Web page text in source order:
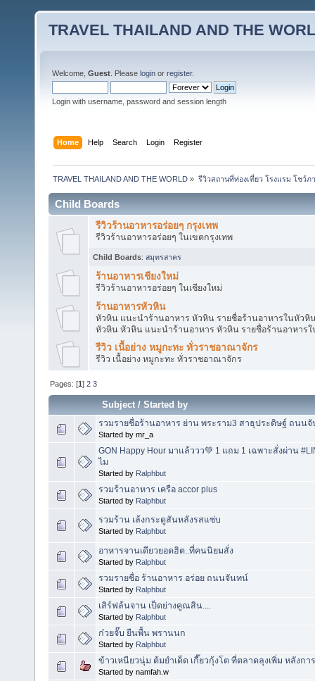
TRAVEL THAILAND AND THE
Welcome, Guest . Please login or register.
Login with username, password and session length
Home Help Search Login Register
TRAVEL THAILAND AND THE WORLD » รีวิวสถานที่ท่องเที่ยว โรงแรม โชว์ภ
Child Boards
รีวิวร้านอาหารอร่อยๆ กรุงเทพ
รีวิวร้านอาหารอร่อยๆ ในเขตกรุงเทพ
Child Boards: สมุทรสาคร
ร้านอาหารเชียงใหม่
รีวิวร้านอาหารอร่อยๆ ในเชียงใหม่
ร้านอาหารหัวหิน
หัวหิน แนะนำร้านอาหาร หัวหิน รายชื่อร้านอาหารในหัวหิ
หัวหิน หัวหิน แนะนำร้านอาหาร หัวหิน รายชื่อร้านอาหารใ
รีวิว เนื้อย่าง หมูกะทะ ทั่วราชอาณาจักร
รีวิว เนื้อย่าง หมูกะทะ ทั่วราชอาณาจักร
Pages: [1]2 3
Subject/Started by
รวมรายชื่อร้านอาหาร ย่าน พระราม3 สาธุประดิษฐ์ ถนน
Started by mr_a
GON Happy Hour มาแล้ววว💚 1 แถม 1 เฉพาะสั่งผ่าน
ไม
Started by Ralphbut
รวมร้านอาหาร เครือ accor plus
Started by Ralphbut
รวมร้าน เล้งกระดูสันหลังรสแซ่บ
Started by Ralphbut
อาหารจานเดียวยอดฮิต..ที่คนนิยมสั่ง
Started by Ralphbut
รวมรายชื่อ ร้านอาหาร อร่อย ถนนจันทน์
Started by Ralphbut
เสิร์ฟล้นจาน เป็ดย่างคูณสิน....
Started by Ralphbut
ก๋วยจั๊บ ยืนพื้น พรานนก
Started by Ralphbut
ข้าวเหนียวนุ่ม ต้มยำเด็ด เกี๊ยวกุ้งโต ที่ตลาดลุงเพิ่ม หลังกา
Started by namfah.w